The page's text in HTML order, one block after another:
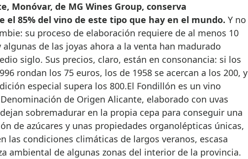
Monóvar, de MG Wines Group, conserva
el 85% del vino de este tipo que hay en el mundo. Y no
su proceso de elaboración requiere de al menos 10
algunas de las joyas ahora a la venta han madurado
siglo. Sus precios, claro, están en consonancia: si los
rondan los 75 euros, los de 1958 se acercan a los 200, y
especial supera los 800.El Fondillón es un vino
de Origen Alicante, elaborado con uvas
sobremadurar en la propia cepa para conseguir una
de azúcares y unas propiedades organolépticas únicas,
las condiciones climáticas de largos veranos, escasa
ambiental de algunas zonas del interior de la provincia.